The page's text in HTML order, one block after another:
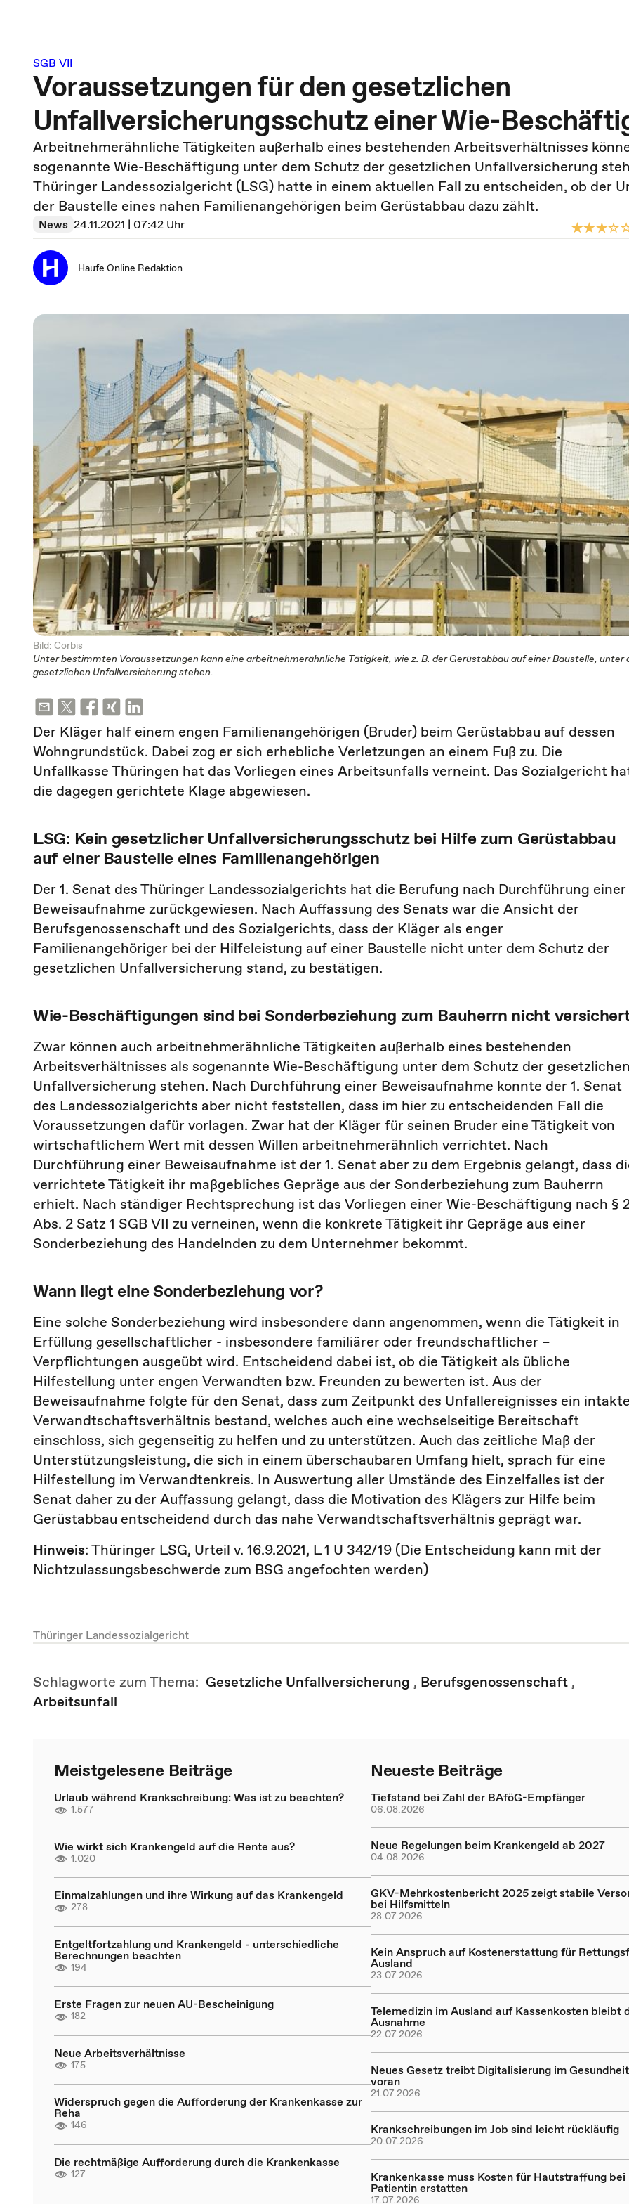
SGB VII
Voraussetzungen für den gesetzlichen
Unfallversicherungsschutz einer Wie-
Arbeitnehmerähnliche Tätigkeiten außerhalb eines bestehenden Arbeitsverhältnisses
sogenannte Wie-Beschäftigung unter dem Schutz der gesetzlichen Unfallversicherung
Thüringer Landessozialgericht (LSG) hatte in einem aktuellen Fall zu entscheiden, ob der
der Baustelle eines nahen Familienangehörigen beim Gerüstabbau dazu zählt.
News 24.11.2021 | 07:42 Uhr
Haufe Online Redaktion
Bild: Corbis
Unter bestimmten Voraussetzungen kann eine arbeitnehmerähnliche Tätigkeit, wie z. B. der Gerüstabbau auf einer Baustelle, unter
gesetzlichen Unfallversicherung stehen.
Der Kläger half einem engen Familienangehörigen (Bruder) beim Gerüstabbau auf dessen
Wohngrundstück. Dabei zog er sich erhebliche Verletzungen an einem Fuß zu. Die
Unfallkasse Thüringen hat das Vorliegen eines Arbeitsunfalls verneint. Das Sozialgericht
die dagegen gerichtete Klage abgewiesen.
LSG: Kein gesetzlicher Unfallversicherungsschutz bei Hilfe zum Gerüstabbau
auf einer Baustelle eines Familienangehörigen
Der 1. Senat des Thüringer Landessozialgerichts hat die Berufung nach Durchführung einer
Beweisaufnahme zurückgewiesen. Nach Auffassung des Senats war die Ansicht der
Berufsgenossenschaft und des Sozialgerichts, dass der Kläger als enger
Familienangehöriger bei der Hilfeleistung auf einer Baustelle nicht unter dem Schutz der
gesetzlichen Unfallversicherung stand, zu bestätigen.
Wie-Beschäftigungen sind bei Sonderbeziehung zum Bauherrn nicht
Zwar können auch arbeitnehmerähnliche Tätigkeiten außerhalb eines bestehenden
Arbeitsverhältnisses als sogenannte Wie-Beschäftigung unter dem Schutz der
Unfallversicherung stehen. Nach Durchführung einer Beweisaufnahme konnte der 1. Senat
des Landessozialgerichts aber nicht feststellen, dass im hier zu entscheidenden Fall die
Voraussetzungen dafür vorlagen. Zwar hat der Kläger für seinen Bruder eine Tätigkeit von
wirtschaftlichem Wert mit dessen Willen arbeitnehmerähnlich verrichtet. Nach
Durchführung einer Beweisaufnahme ist der 1. Senat aber zu dem Ergebnis gelangt, dass
verrichtete Tätigkeit ihr maßgebliches Gepräge aus der Sonderbeziehung zum Bauherrn
erhielt. Nach ständiger Rechtsprechung ist das Vorliegen einer Wie-Beschäftigung nach §
Abs. 2 Satz 1 SGB VII zu verneinen, wenn die konkrete Tätigkeit ihr Gepräge aus einer
Sonderbeziehung des Handelnden zu dem Unternehmer bekommt.
Wann liegt eine Sonderbeziehung vor?
Eine solche Sonderbeziehung wird insbesondere dann angenommen, wenn die Tätigkeit in
Erfüllung gesellschaftlicher - insbesondere familiärer oder freundschaftlicher –
Verpflichtungen ausgeübt wird. Entscheidend dabei ist, ob die Tätigkeit als übliche
Hilfestellung unter engen Verwandten bzw. Freunden zu bewerten ist. Aus der
Beweisaufnahme folgte für den Senat, dass zum Zeitpunkt des Unfallereignisses ein
Verwandtschaftsverhältnis bestand, welches auch eine wechselseitige Bereitschaft
einschloss, sich gegenseitig zu helfen und zu unterstützen. Auch das zeitliche Maß der
Unterstützungsleistung, die sich in einem überschaubaren Umfang hielt, sprach für eine
Hilfestellung im Verwandtenkreis. In Auswertung aller Umstände des Einzelfalles ist der
Senat daher zu der Auffassung gelangt, dass die Motivation des Klägers zur Hilfe beim
Gerüstabbau entscheidend durch das nahe Verwandtschaftsverhältnis geprägt war.
Hinweis: Thüringer LSG, Urteil v. 16.9.2021, L 1 U 342/19 (Die Entscheidung kann mit der
Nichtzulassungsbeschwerde zum BSG angefochten werden)
Thüringer Landessozialgericht
Schlagworte zum Thema: Gesetzliche Unfallversicherung , Berufsgenossenschaft ,
Arbeitsunfall
Meistgelesene Beiträge
Urlaub während Krankschreibung: Was ist zu beachten?
1.577
Wie wirkt sich Krankengeld auf die Rente aus?
1.020
Einmalzahlungen und ihre Wirkung auf das Krankengeld
278
Entgeltfortzahlung und Krankengeld - unterschiedliche
Berechnungen beachten
194
Erste Fragen zur neuen AU-Bescheinigung
182
Neue Arbeitsverhältnisse
175
Widerspruch gegen die Aufforderung der Krankenkasse zur
Reha
146
Die rechtmäßige Aufforderung durch die Krankenkasse
127
Neueste Beiträge
Tiefstand bei Zahl der BAföG-Empfänger
06.08.2026
Neue Regelungen beim Krankengeld ab 2027
04.08.2026
GKV-Mehrkostenbericht 2025 zeigt stabile
bei Hilfsmitteln
28.07.2026
Kein Anspruch auf Kostenerstattung für
Ausland
23.07.2026
Telemedizin im Ausland auf Kassenkosten bleibt
Ausnahme
22.07.2026
Neues Gesetz treibt Digitalisierung im
voran
21.07.2026
Krankschreibungen im Job sind leicht rückläufig
20.07.2026
Krankenkasse muss Kosten für Hautstraffung
Patientin erstatten
17.07.2026